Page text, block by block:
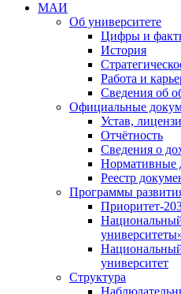
МАИ
Об университете
Цифры и
История
Работа и
Сведения об
Официальные
Устав,
Отчётность
Сведения о
Нормативные
Реестр
Программы
Приоритет-
университет
Структура